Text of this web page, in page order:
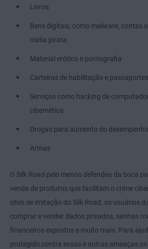
Livros
Bens digitais, como malware, contas
mídia pirata
Material erótico e pornografia
Carteiras de habilitação e
Serviços como hacking de
cibernética
Drogas para aumento do desempenho
Armas
O Silk Road pelo menos defendeu da boca
venda de produtos que facilitam o crime
sites de imitação do Silk Road, os usuários
comprar e vender dados privados, senhas
financeiros expostos e muito mais. Para
protegido contra essas e outras ameaças